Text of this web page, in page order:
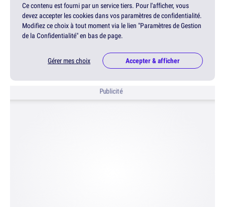
Ce contenu est fourni par un service tiers. Pour l'afficher, vous
devez accepter les cookies dans vos paramètres de confidentialité.
Modifiez ce choix à tout moment via le lien "Paramètres de Gestion
de la Confidentialité" en bas de page.
Gérer mes choix Accepter & afficher
Publicité